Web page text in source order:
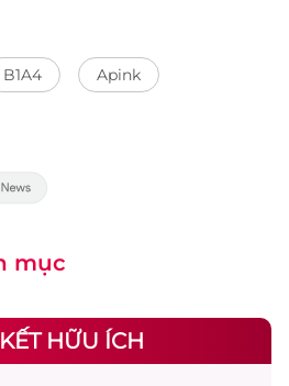
B1A4 Apink
mục
HỮU ÍCH